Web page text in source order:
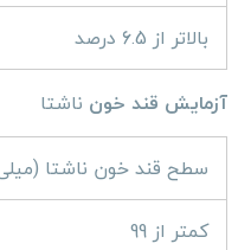
بالاتر از 6.5 درصد
آزمایش قند خون ناشتا
سطح قند خون ناشتا
کمتر از 99